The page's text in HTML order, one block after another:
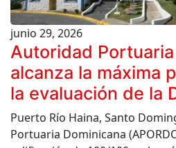
junio 29, 2026
Autoridad
alcanza la máxima
la evaluación de la
Puerto Río Haina, Santo
Portuaria Dominicana